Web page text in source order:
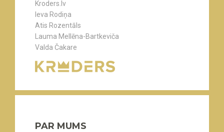
Kroders.lv
Ieva Rodiņa
Atis Rozentāls
Lauma Mellēna-Bartkeviča
Valda Čakare
PAR MUMS